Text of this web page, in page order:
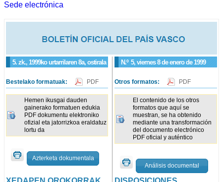
Sede electrónica
5. zk., 1999ko urtarrilaren 8a, ostirala N.º 5, viernes 8 de enero de 1999
Bestelako formatuak: PDF
Hemen ikusgai dauden
gainerako formatuen edukia
PDF dokumentu elektroniko
ofizial eta jatorrizkoa eraldatuz
lortu da
Azterketa dokumentala
Otros formatos: PDF
El contenido de los otros
formatos que aquí se
muestran, se ha obtenido
mediante una transformación
del documento electrónico
PDF oficial y auténtico
Análisis documental